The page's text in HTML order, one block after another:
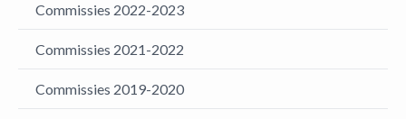
Commissies 2022-2023
Commissies 2021-2022
Commissies 2019-2020